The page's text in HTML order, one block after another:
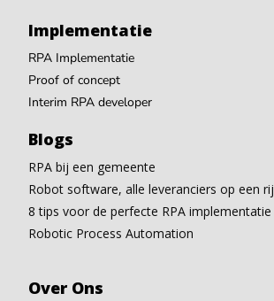
Implementatie
RPA Implementatie
Proof of concept
Interim RPA developer
Blogs
RPA bij een gemeente
Robot software, alle leveranciers op een rij
8 tips voor de perfecte RPA implementatie
Robotic Process Automation
Over Ons